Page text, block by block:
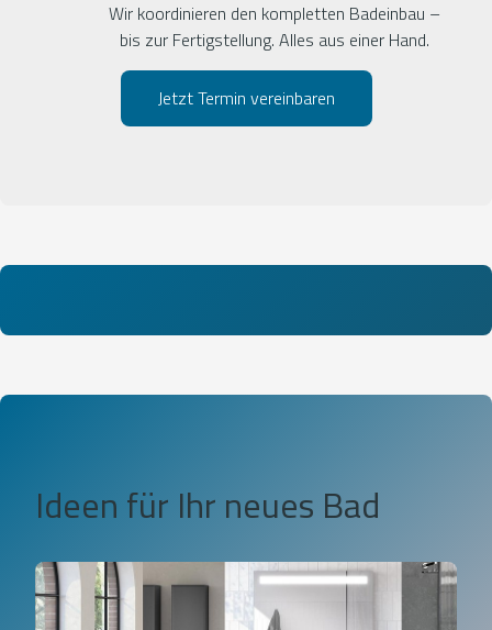
Wir koordinieren den kompletten Badeinbau –
bis zur Fertigstellung. Alles aus einer Hand.
Jetzt Termin vereinbaren
Ideen für Ihr neues Bad